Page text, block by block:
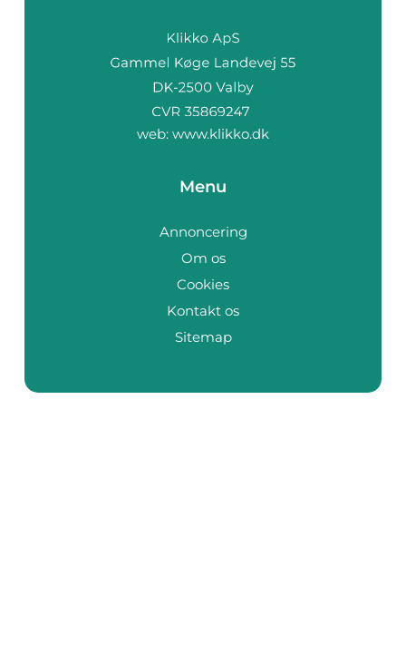
web: www.klikko.dk
Menu
Annoncering
Om os
Cookies
Kontakt os
Sitemap